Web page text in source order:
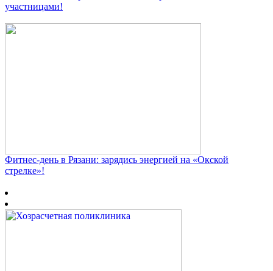
участницами!
Фитнес‑день в Рязани: зарядись энергией на «Окской
стрелке»!